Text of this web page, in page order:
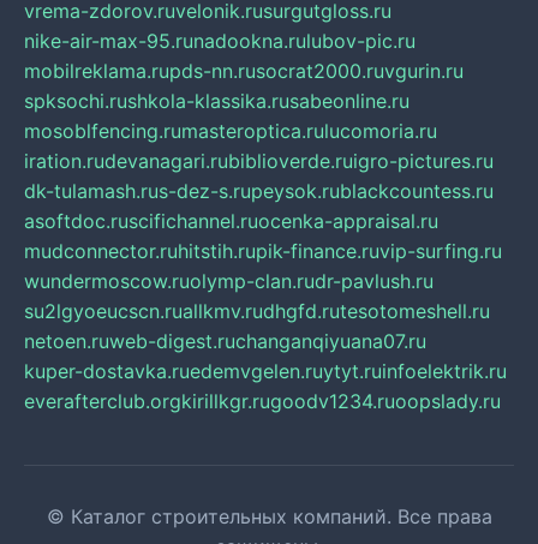
vrema-zdorov.ruvelonik.rusurgutgloss.ru
nike-air-max-95.runadookna.rulubov-pic.ru
mobilreklama.rupds-nn.rusocrat2000.ruvgurin.ru
spksochi.rushkola-klassika.rusabeonline.ru
mosoblfencing.rumasteroptica.rulucomoria.ru
iration.rudevanagari.rubiblioverde.ruigro-pictures.ru
dk-tulamash.rus-dez-s.rupeysok.rublackcountess.ru
asoftdoc.ruscifichannel.ruocenka-appraisal.ru
mudconnector.ruhitstih.rupik-finance.ruvip-surfing.ru
wundermoscow.ruolymp-clan.rudr-pavlush.ru
su2lgyoeucscn.ruallkmv.rudhgfd.rutesotomeshell.ru
netoen.ruweb-digest.ruchanganqiyuana07.ru
kuper-dostavka.ruedemvgelen.ruytyt.ruinfoelektrik.ru
everafterclub.orgkirillkgr.rugoodv1234.ruoopslady.ru
© Каталог строительных компаний. Все права